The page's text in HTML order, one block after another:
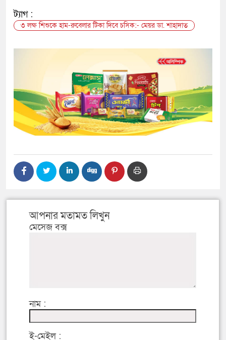
ট্যাগ :
৩ লক্ষ শিশুকে হাম-রুবেলার টিকা দিবে চসিক:- মেয়র ডা. শাহাদাত
আপনার মতামত লিখুন
মেসেজ বক্স
নাম :
ই-মেইল :